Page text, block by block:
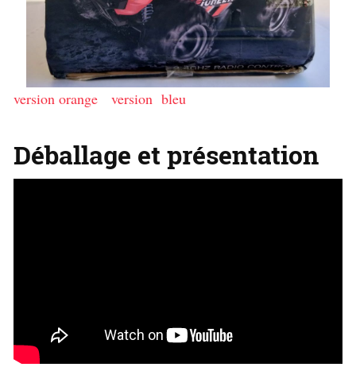
version orange version bleu
Déballage et présentation